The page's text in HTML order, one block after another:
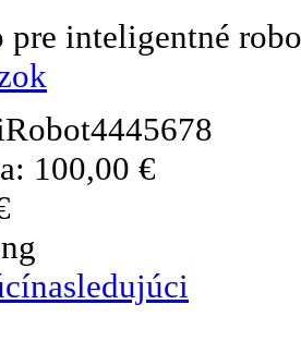
pre inteligentné
100,00 €
nasledujúci